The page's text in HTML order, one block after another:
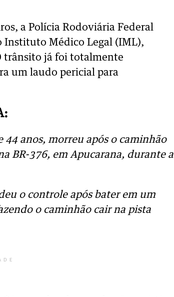
a Polícia Rodoviária Federal
Instituto Médico Legal (IML),
trânsito já foi totalmente
um laudo pericial para
anos, morreu após o caminhão
BR-376, em Apucarana, durante a
o controle após bater em um
o caminhão cair na pista